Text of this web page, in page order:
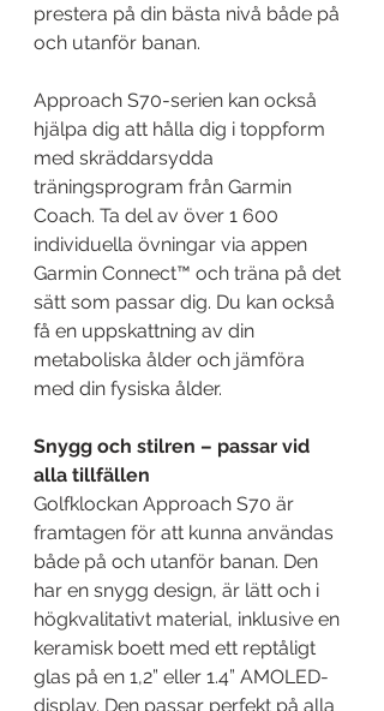
prestera på din bästa nivå både på
och utanför banan.
Approach S70-serien kan också
hjälpa dig att hålla dig i toppform
med skräddarsydda
träningsprogram från Garmin
Coach. Ta del av över 1 600
individuella övningar via appen
Garmin Connect™ och träna på det
sätt som passar dig. Du kan också
få en uppskattning av din
metaboliska ålder och jämföra
med din fysiska ålder.
Snygg och stilren – passar vid
alla tillfällen
Golfklockan Approach S70 är
framtagen för att kunna användas
både på och utanför banan. Den
har en snygg design, är lätt och i
högkvalitativt material, inklusive en
keramisk boett med ett reptåligt
glas på en 1,2” eller 1.4” AMOLED-
display. Den passar perfekt på alla